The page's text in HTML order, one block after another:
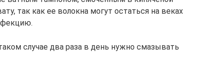
так как ее волокна могут остаться на веках
случае два раза в день нужно смазывать